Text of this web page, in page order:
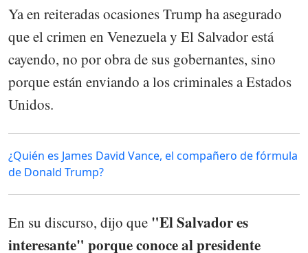
Ya en reiteradas ocasiones Trump ha asegurado
que el crimen en Venezuela y El Salvador está
cayendo, no por obra de sus gobernantes, sino
porque están enviando a los criminales a Estados
Unidos.
¿Quién es James David Vance, el compañero de fórmula
de Donald Trump?
En su discurso, dijo que "El Salvador es
interesante" porque conoce al presidente